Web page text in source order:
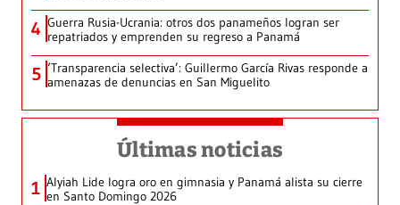
4 Guerra Rusia-Ucrania: otros dos panameños logran ser
repatriados y emprenden su regreso a Panamá
5 ‘Transparencia selectiva’: Guillermo García Rivas responde a
amenazas de denuncias en San Miguelito
Últimas noticias
1 Alyiah Lide logra oro en gimnasia y Panamá alista su cierre
en Santo Domingo 2026